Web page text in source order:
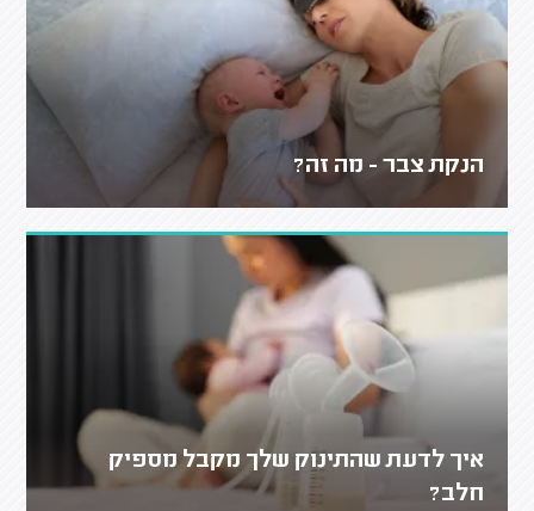
הנקת צבר - מה זה?
איך לדעת שהתינוק שלך מקבל מספיק
חלב?